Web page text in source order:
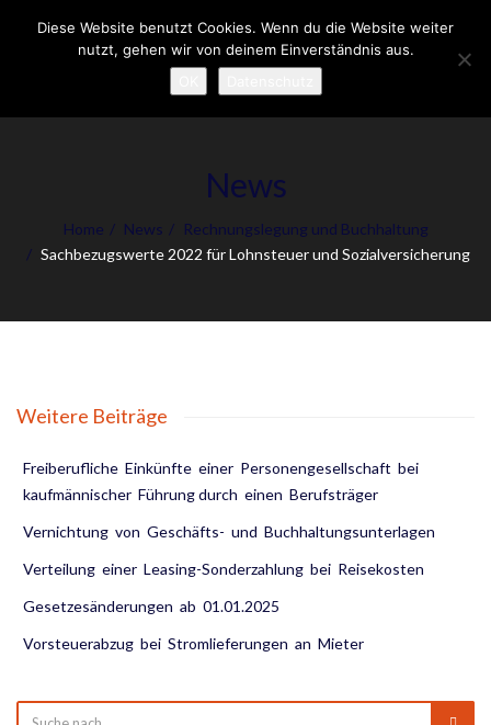
News
Home News
Rechnungslegung und Buchhaltung
Sachbezugswerte 2022 für Lohnsteuer und Sozialversicherung
Weitere Beiträge
Freiberufliche Einkünfte einer Personengesellschaft bei
kaufmännischer Führung durch einen Berufsträger
Vernichtung von Geschäfts- und Buchhaltungsunterlagen
Verteilung einer Leasing-Sonderzahlung bei Reisekosten
Gesetzesänderungen ab 01.01.2025
Vorsteuerabzug bei Stromlieferungen an Mieter
Diese Website benutzt Cookies. Wenn du die Website weiter
nutzt, gehen wir von deinem Einverständnis aus.